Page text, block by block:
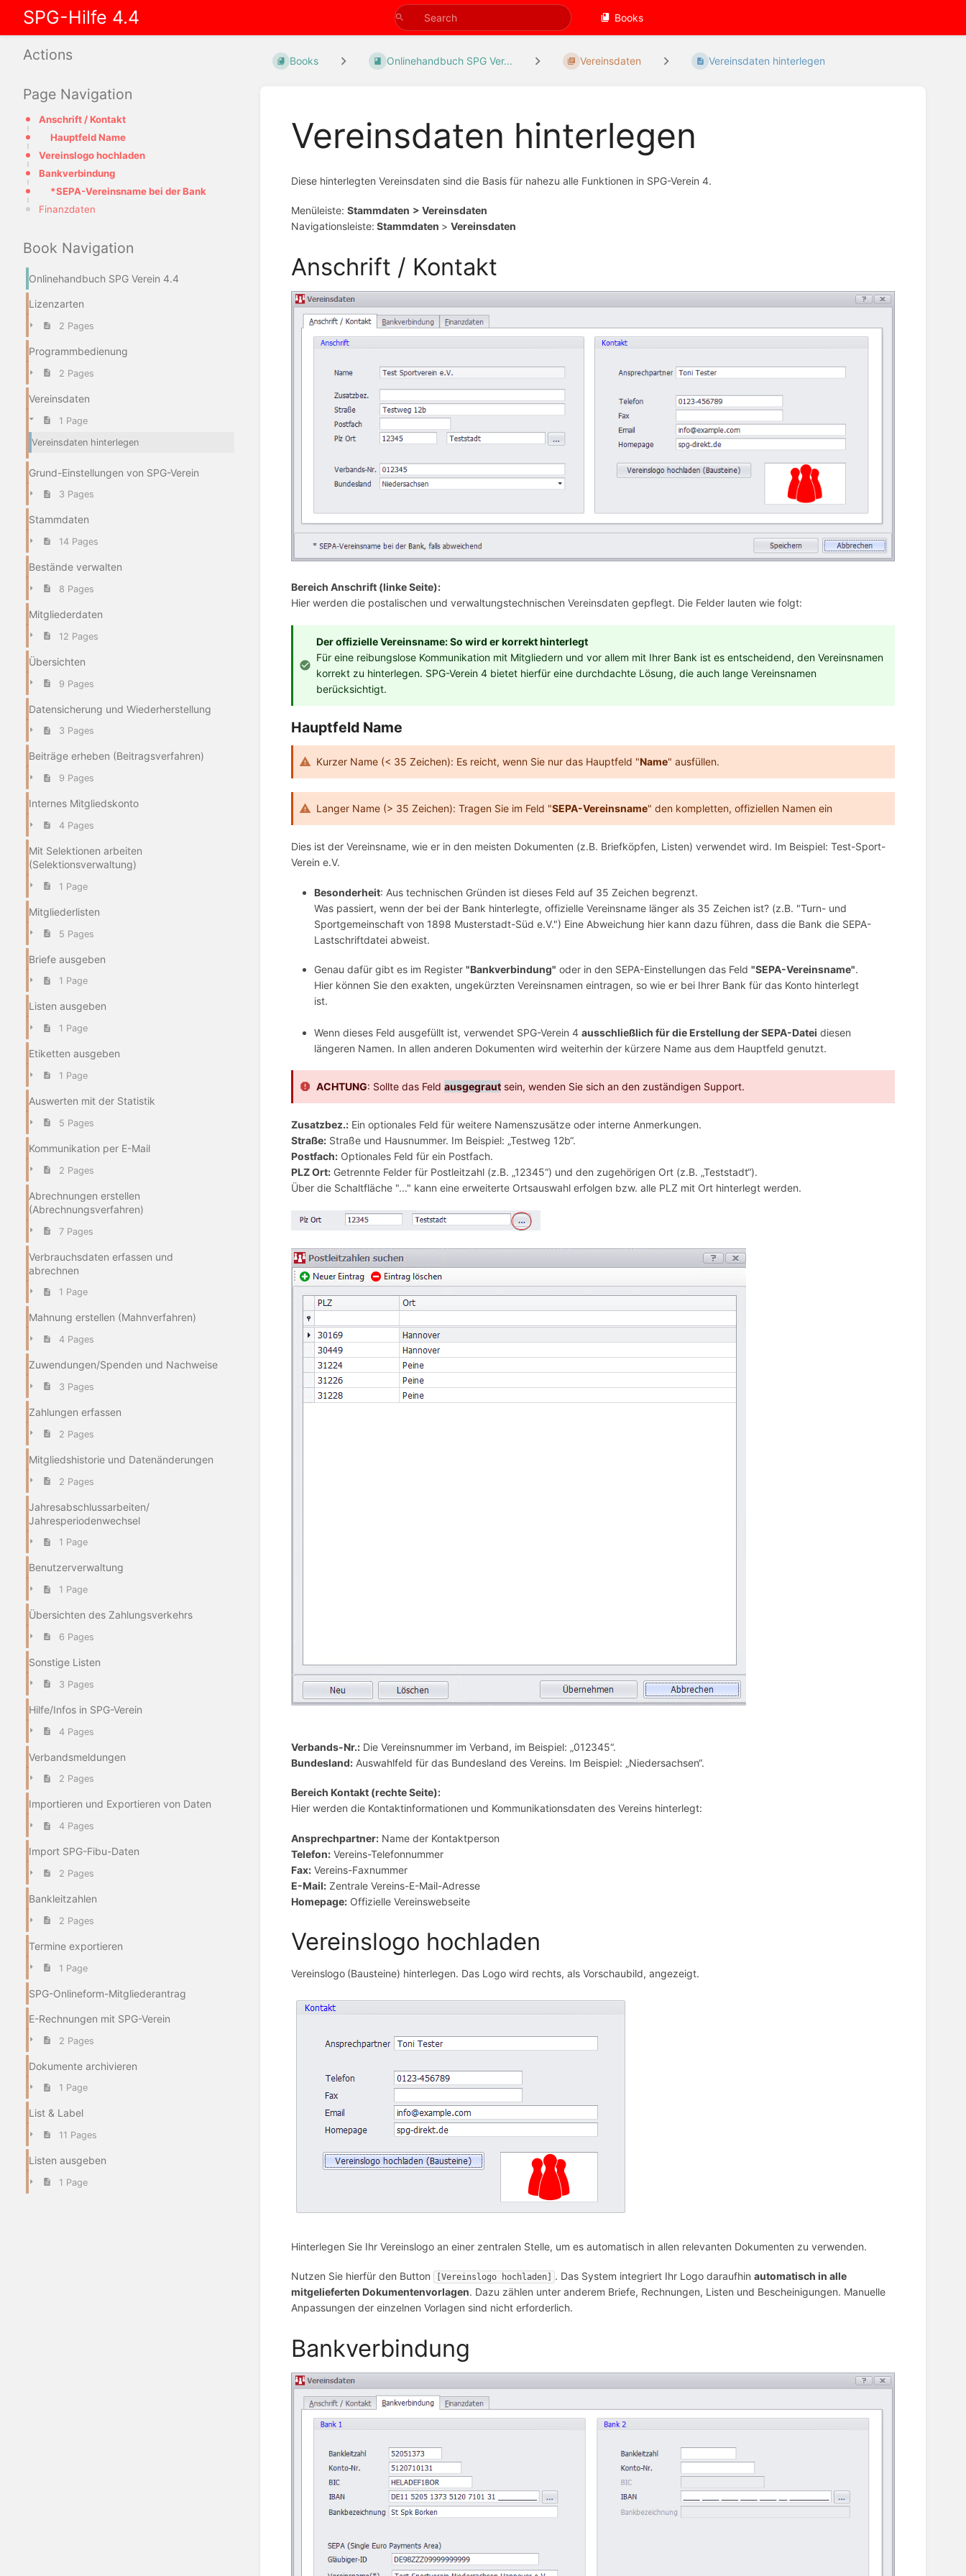
SPG-Hilfe 4.4 Books
Actions
Page Navigation
Anschrift / Kontakt
Hauptfeld Name
Vereinslogo hochladen
Bankverbindung
*SEPA-Vereinsname bei der Bank
Finanzdaten
Book Navigation
Onlinehandbuch SPG Verein 4.4
Lizenzarten
2 Pages
Programmbedienung
2 Pages
Vereinsdaten
1 Page
Vereinsdaten hinterlegen
Grund-Einstellungen von SPG-Verein
3 Pages
Stammdaten
14 Pages
Bestände verwalten
8 Pages
Mitgliederdaten
12 Pages
Übersichten
9 Pages
Datensicherung und Wiederherstellung
3 Pages
Beiträge erheben (Beitragsverfahren)
9 Pages
Internes Mitgliedskonto
4 Pages
Mit Selektionen arbeiten
(Selektionsverwaltung)
1 Page
Mitgliederlisten
5 Pages
Briefe ausgeben
1 Page
Listen ausgeben
1 Page
Etiketten ausgeben
1 Page
Auswerten mit der Statistik
5 Pages
Kommunikation per E-Mail
2 Pages
Abrechnungen erstellen
(Abrechnungsverfahren)
7 Pages
Verbrauchsdaten erfassen und
abrechnen
1 Page
Mahnung erstellen (Mahnverfahren)
4 Pages
Zuwendungen/Spenden und Nachweise
3 Pages
Zahlungen erfassen
2 Pages
Mitgliedshistorie und Datenänderungen
2 Pages
Jahresabschlussarbeiten/
Jahresperiodenwechsel
1 Page
Benutzerverwaltung
1 Page
Übersichten des Zahlungsverkehrs
6 Pages
Sonstige Listen
3 Pages
Hilfe/Infos in SPG-Verein
4 Pages
Verbandsmeldungen
2 Pages
Importieren und Exportieren von Daten
4 Pages
Import SPG-Fibu-Daten
2 Pages
Bankleitzahlen
2 Pages
Termine exportieren
1 Page
SPG-Onlineform-Mitgliederantrag
E-Rechnungen mit SPG-Verein
2 Pages
Dokumente archivieren
1 Page
List & Label
11 Pages
Listen ausgeben
1 Page
Books Onlinehandbuch SPG Ver... Vereinsdaten Vereinsdaten hinterlegen
Vereinsdaten hinterlegen
Diese hinterlegten Vereinsdaten sind die Basis für nahezu alle Funktionen in SPG-Verein 4.
Menüleiste: Stammdaten > Vereinsdaten
Navigationsleiste: Stammdaten > Vereinsdaten
Anschrift / Kontakt
Bereich Anschrift (linke Seite):
Hier werden die postalischen und verwaltungstechnischen Vereinsdaten gepflegt. Die Felder lauten wie folgt:
Der offizielle Vereinsname: So wird er korrekt hinterlegt
Für eine reibungslose Kommunikation mit Mitgliedern und vor allem mit Ihrer Bank ist es entscheidend, den Vereinsnamen
korrekt zu hinterlegen. SPG-Verein 4 bietet hierfür eine durchdachte Lösung, die auch lange Vereinsnamen
berücksichtigt.
Hauptfeld Name
Kurzer Name (< 35 Zeichen): Es reicht, wenn Sie nur das Hauptfeld "Name" ausfüllen.
Langer Name (> 35 Zeichen): Tragen Sie im Feld "SEPA-Vereinsname" den kompletten, offiziellen Namen ein
Dies ist der Vereinsname, wie er in den meisten Dokumenten (z.B. Briefköpfen, Listen) verwendet wird. Im Beispiel: Test-Sport-
Verein e.V.
Besonderheit: Aus technischen Gründen ist dieses Feld auf 35 Zeichen begrenzt.
Was passiert, wenn der bei der Bank hinterlegte, offizielle Vereinsname länger als 35 Zeichen ist? (z.B. "Turn- und
Sportgemeinschaft von 1898 Musterstadt-Süd e.V.") Eine Abweichung hier kann dazu führen, dass die Bank die SEPA-
Lastschriftdatei abweist.
Genau dafür gibt es im Register "Bankverbindung" oder in den SEPA-Einstellungen das Feld "SEPA-Vereinsname".
Hier können Sie den exakten, ungekürzten Vereinsnamen eintragen, so wie er bei Ihrer Bank für das Konto hinterlegt
ist.
Wenn dieses Feld ausgefüllt ist, verwendet SPG-Verein 4 ausschließlich für die Erstellung der SEPA-Datei diesen
längeren Namen. In allen anderen Dokumenten wird weiterhin der kürzere Name aus dem Hauptfeld genutzt.
ACHTUNG: Sollte das Feld ausgegraut sein, wenden Sie sich an den zuständigen Support.
Zusatzbez.: Ein optionales Feld für weitere Namenszusätze oder interne Anmerkungen.
Straße: Straße und Hausnummer. Im Beispiel: „Testweg 12b“.
Postfach: Optionales Feld für ein Postfach.
PLZ Ort: Getrennte Felder für Postleitzahl (z.B. „12345“) und den zugehörigen Ort (z.B. „Teststadt“).
Über die Schaltfläche "..." kann eine erweiterte Ortsauswahl erfolgen bzw. alle PLZ mit Ort hinterlegt werden.
Verbands-Nr.: Die Vereinsnummer im Verband, im Beispiel: „012345“.
Bundesland: Auswahlfeld für das Bundesland des Vereins. Im Beispiel: „Niedersachsen“.
Bereich Kontakt (rechte Seite):
Hier werden die Kontaktinformationen und Kommunikationsdaten des Vereins hinterlegt:
Ansprechpartner: Name der Kontaktperson
Telefon: Vereins-Telefonnummer
Fax: Vereins-Faxnummer
E-Mail: Zentrale Vereins-E-Mail-Adresse
Homepage: Offizielle Vereinswebseite
Vereinslogo hochladen
Vereinslogo (Bausteine) hinterlegen. Das Logo wird rechts, als Vorschaubild, angezeigt.
Hinterlegen Sie Ihr Vereinslogo an einer zentralen Stelle, um es automatisch in allen relevanten Dokumenten zu verwenden.
Nutzen Sie hierfür den Button [Vereinslogo hochladen] . Das System integriert Ihr Logo daraufhin automatisch in alle
mitgelieferten Dokumentenvorlagen. Dazu zählen unter anderem Briefe, Rechnungen, Listen und Bescheinigungen. Manuelle
Anpassungen der einzelnen Vorlagen sind nicht erforderlich.
Bankverbindung